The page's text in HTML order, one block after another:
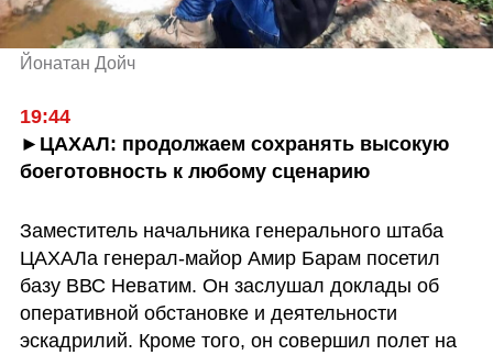
Йонатан Дойч
19:44
►ЦАХАЛ: продолжаем сохранять высокую
боеготовность к любому сценарию
Заместитель начальника генерального штаба
ЦАХАЛа генерал-майор Амир Барам посетил
базу ВВС Неватим. Он заслушал доклады об
оперативной обстановке и деятельности
эскадрилий. Кроме того, он совершил полет на